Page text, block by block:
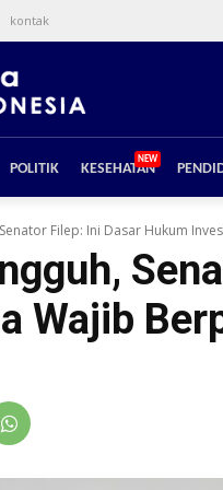
kontak
POLITIK KESEHATAN
NEW
Filep: Ini Dasar Hukum
Wajib